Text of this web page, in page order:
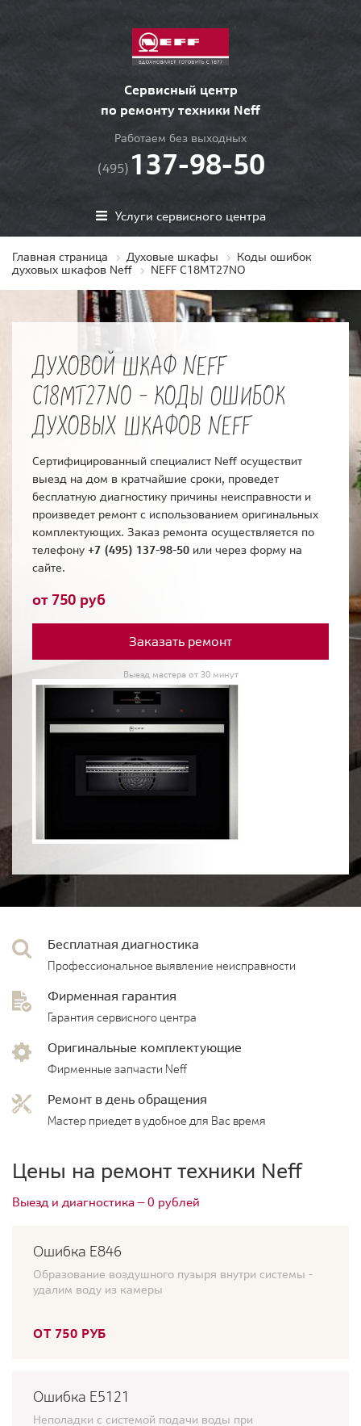
Сервисный центр
по ремонту техники Neff
Работаем без выходных
(495) 137-98-50
Услуги сервисного центра
Главная страница Духовые шкафы
Коды ошибок
духовых шкафов Neff
NEFF C18MT27NO
ДУХОВОЙ ШКАФ NEFF
C18MT27NO - КОДЫ ОШИБОК
ДУХОВЫХ ШКАФОВ NEFF
Сертифицированный специалист Neff осуществит
выезд на дом в кратчайшие сроки, проведет
бесплатную диагностику причины неисправности и
произведет ремонт с использованием оригинальных
комплектующих. Заказ ремонта осуществляется по
телефону +7 (495) 137-98-50 или через форму на
сайте.
от 750 руб
Заказать ремонт
Выезд мастера от 30 минут
Бесплатная диагностика
Профессиональное выявление неисправности
Фирменная гарантия
Гарантия сервисного центра
Оригинальные комплектующие
Фирменные запчасти Neff
Ремонт в день обращения
Мастер приедет в удобное для Вас время
Цены на ремонт техники Neff
Выезд и диагностика — 0 рублей
Ошибка Е846
Образование воздушного пузыря внутри системы -
удалим воду из камеры
ОТ 750 РУБ
Ошибка E5121
Неполадки с системой подачи воды при